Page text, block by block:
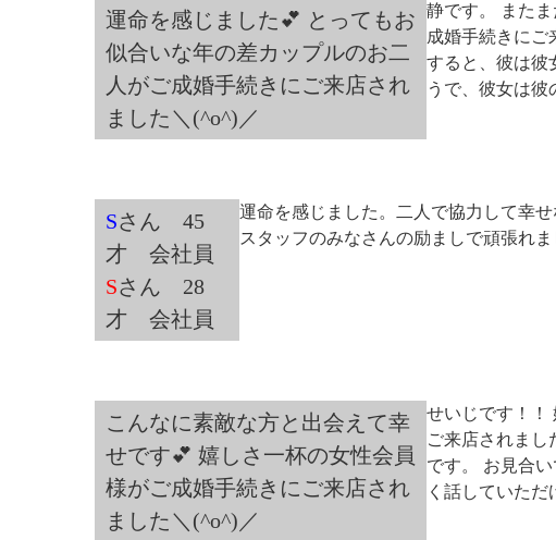
運命を感じました💕 とってもお
似合いな年の差カップルのお二
人がご成婚手続きにご来店され
ました＼(^o^)／
静です。 また
成婚手続きにご
すると、彼は彼
うで、彼女は
Sさん 45
才 会社員
Sさん 28
才 会社員
運命を感じました。二人で協力して幸
スタッフのみなさんの励ましで頑張れ
こんなに素敵な方と出会えて幸
せです💕 嬉しさ一杯の女性会員
様がご成婚手続きにご来店され
ました＼(^o^)／
せいじです！！
ご来店されまし
です。 お見合
く話していた